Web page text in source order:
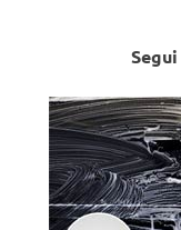
Segui